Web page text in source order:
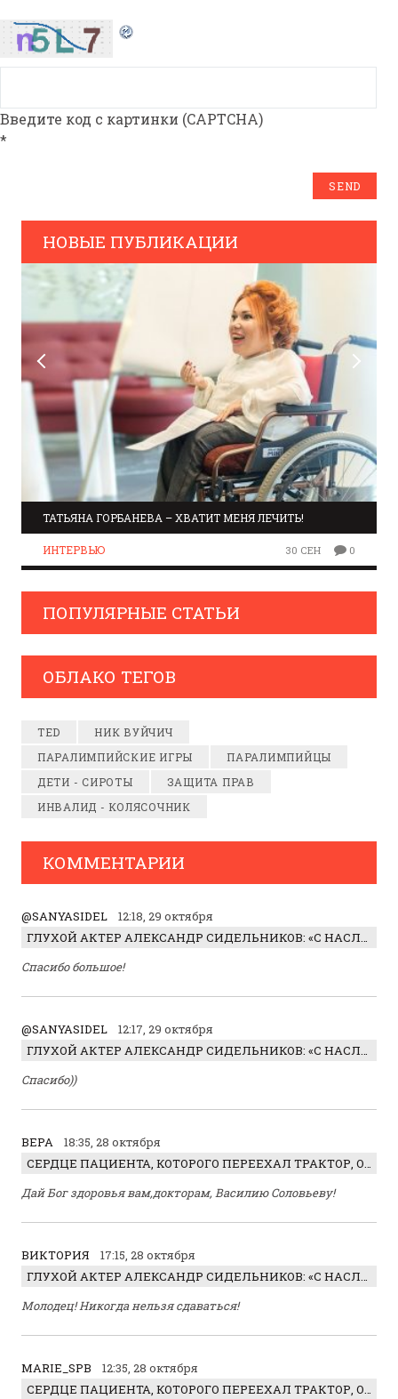
Введите код с картинки (CAPTCHA)
*
НОВЫЕ ПУБЛИКАЦИИ
ТАТЬЯНА ГОРБАНЕВА – ХВАТИТ МЕНЯ ЛЕЧИТЬ!
ИНТЕРВЬЮ 30 СЕН 0
ПОПУЛЯРНЫЕ СТАТЬИ
ОБЛАКО ТЕГОВ
TED
НИК ВУЙЧИЧ
ПАРАЛИМПИЙСКИЕ ИГРЫ
ПАРАЛИМПИЙЦЫ
ДЕТИ - СИРОТЫ
ЗАЩИТА ПРАВ
ИНВАЛИД - КОЛЯСОЧНИК
КОММЕНТАРИИ
@SANYASIDEL
12:18, 29 октября
ГЛУХОЙ АКТЕР АЛЕКСАНДР СИДЕЛЬНИКОВ: «С НАСЛАЖДЕНИЕМ ИГРАЛ ОТРИЦАТЕЛЬНОГО ГЕРОЯ!»
Спасибо большое!
@SANYASIDEL
12:17, 29 октября
ГЛУХОЙ АКТЕР АЛЕКСАНДР СИДЕЛЬНИКОВ: «С НАСЛАЖДЕНИЕМ ИГРАЛ ОТРИЦАТЕЛЬНОГО ГЕРОЯ!»
Спасибо))
ВЕРА
18:35, 28 октября
СЕРДЦЕ ПАЦИЕНТА, КОТОРОГО ПЕРЕЕХАЛ ТРАКТОР, ОБНАРУЖИЛИ… В ЖИВОТЕ
Дай Бог здоровья вам,докторам, Василию Соловьеву!
ВИКТОРИЯ
17:15, 28 октября
ГЛУХОЙ АКТЕР АЛЕКСАНДР СИДЕЛЬНИКОВ: «С НАСЛАЖДЕНИЕМ ИГРАЛ ОТРИЦАТЕЛЬНОГО ГЕРОЯ!»
Молодец! Никогда нельзя сдаваться!
MARIE_SPB
12:35, 28 октября
СЕРДЦЕ ПАЦИЕНТА, КОТОРОГО ПЕРЕЕХАЛ ТРАКТОР, ОБНАРУЖИЛИ… В ЖИВОТЕ